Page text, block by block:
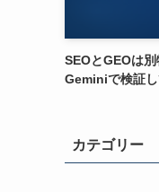
SEOとGEOは
Geminiで検証
カテゴリー